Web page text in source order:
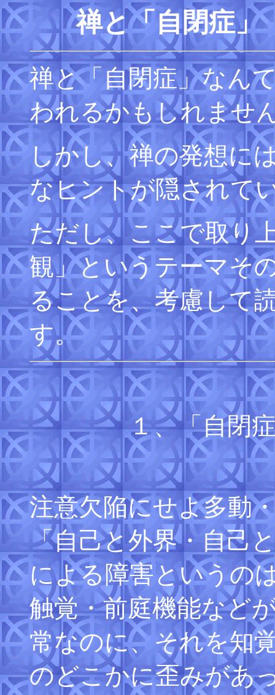
禅と「自閉症」
禅と「自閉症」なん
われるかもしれませ
しかし、禅の発想に
なヒントが隠されて
ただし、ここで取り
観」というテーマそ
ることを、考慮して
す。
１、「自閉
注意欠陥にせよ多動
「自己と外界・自己
による障害というの
触覚・前庭機能など
常なのに、それを知
のどこかに歪みがあ